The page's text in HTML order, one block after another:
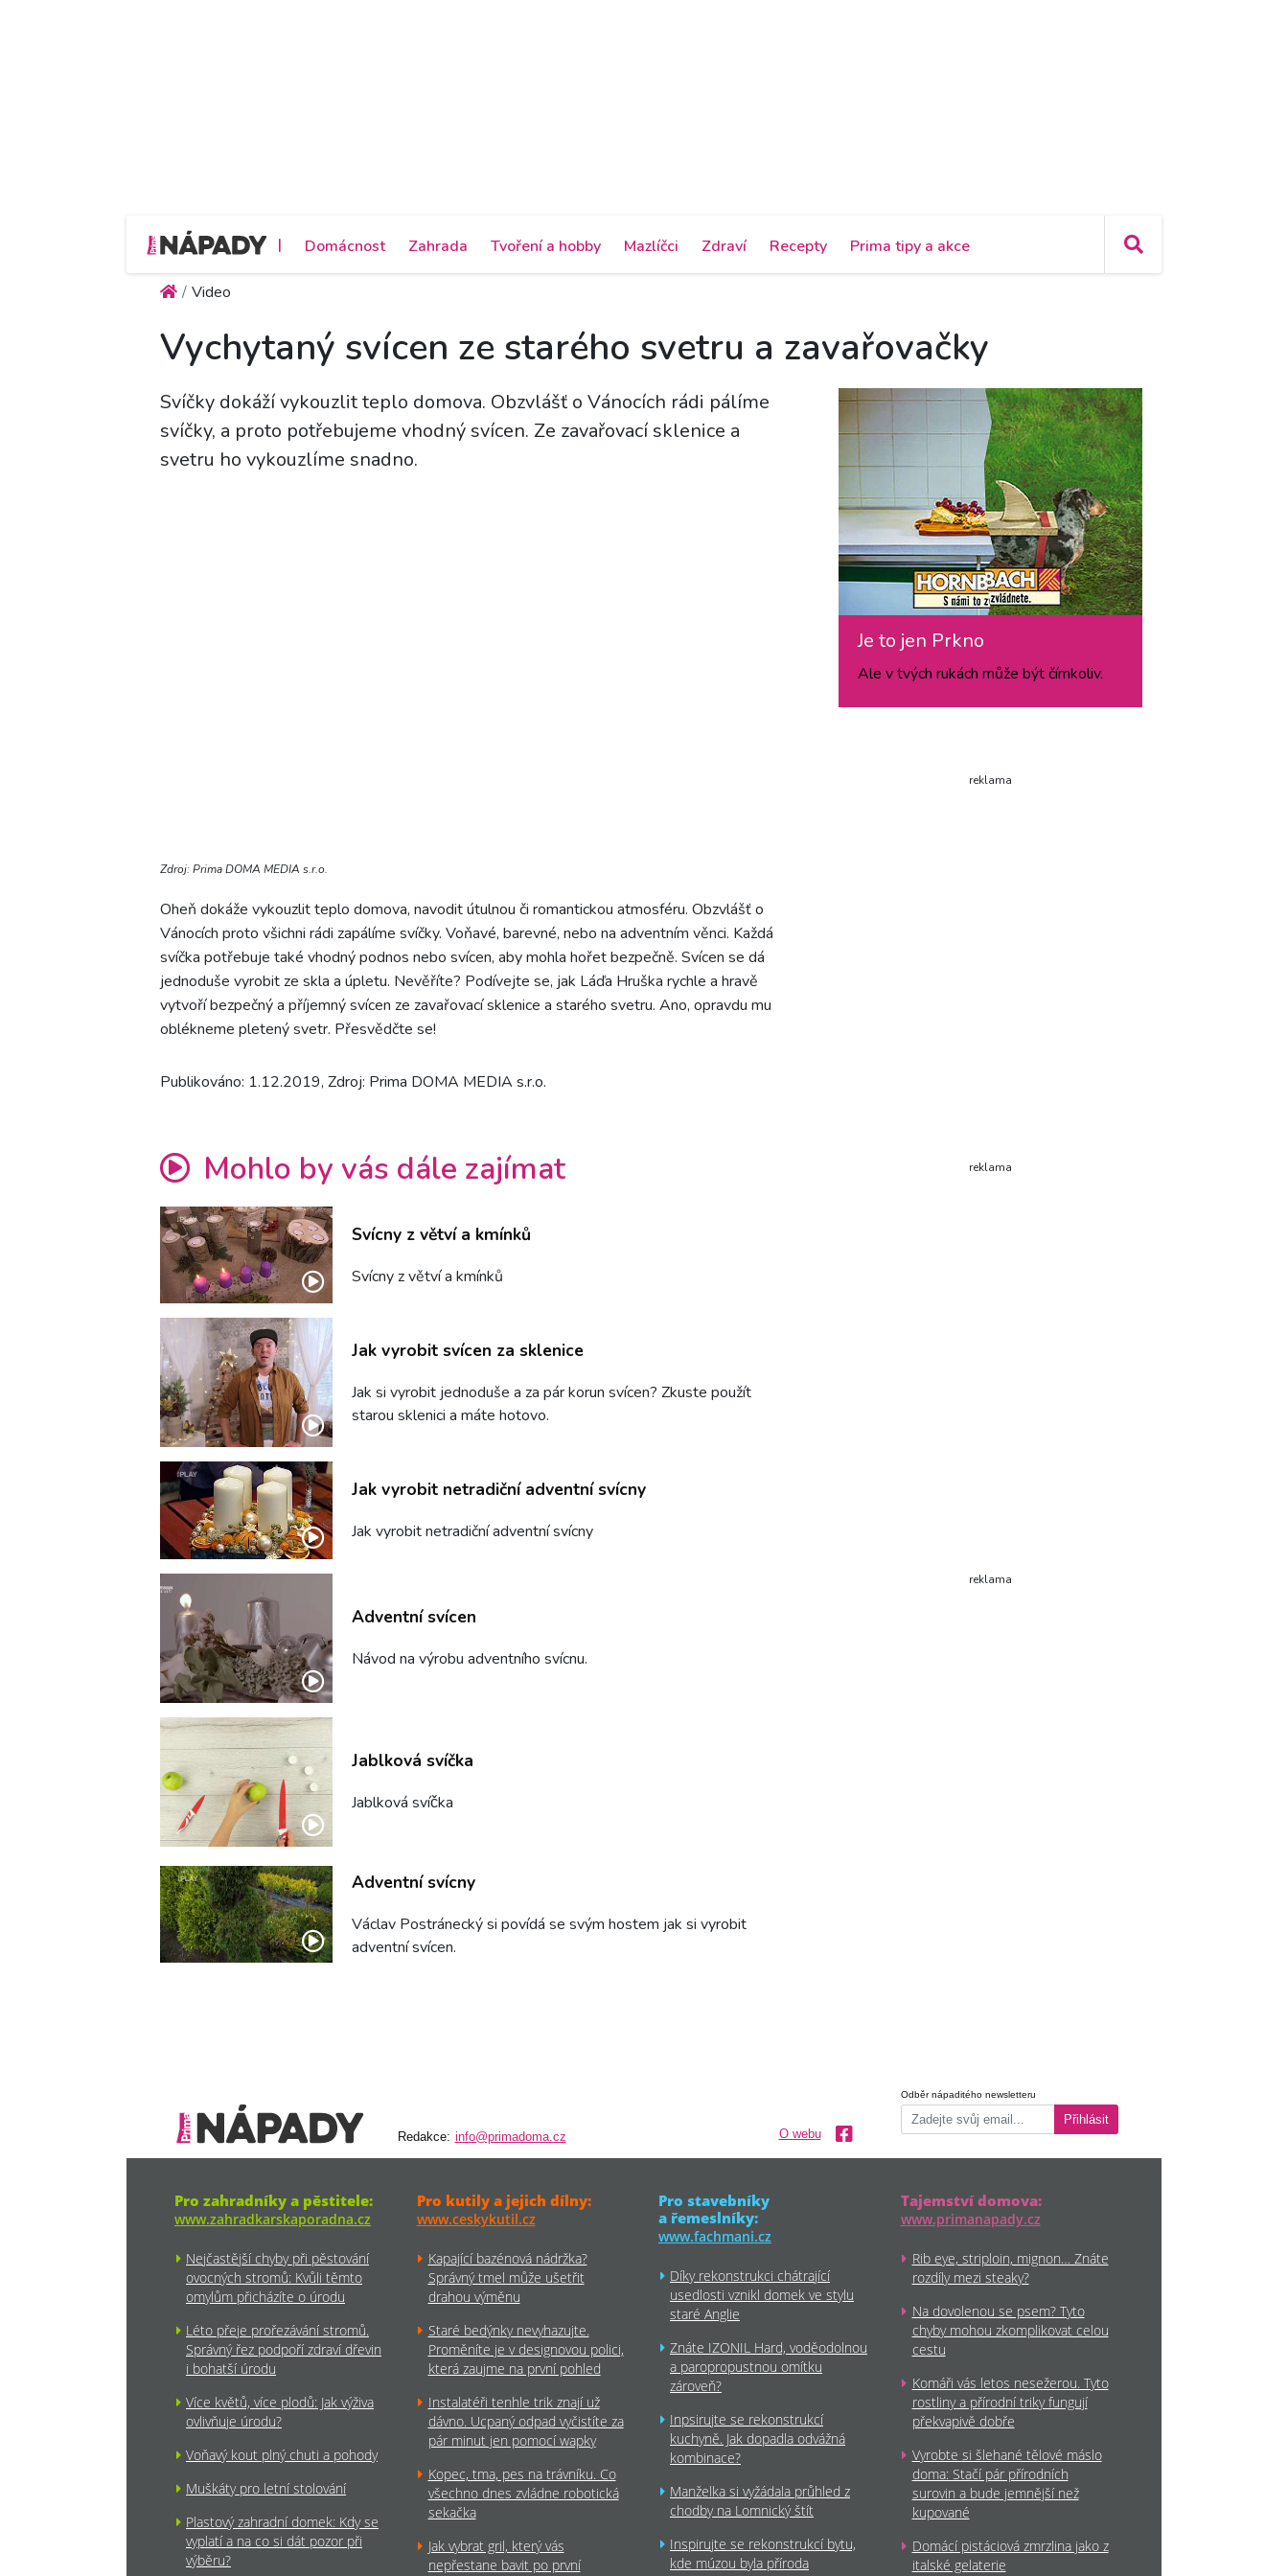
| Domácnost Zahrada Tvoření a hobby Mazlíčci Zdraví Recepty Prima tipy a akce
Video
Vychytaný svícen ze starého svetru a zavařovačky
Svíčky dokáží vykouzlit teplo domova. Obzvlášť o Vánocích rádi pálíme
svíčky, a proto potřebujeme vhodný svícen. Ze zavařovací sklenice a
svetru ho vykouzlíme snadno.
Zdroj: Prima DOMA MEDIA s.r.o.
Oheň dokáže vykouzlit teplo domova, navodit útulnou či romantickou atmosféru. Obzvlášť o
Vánocích proto všichni rádi zapálíme svíčky. Voňavé, barevné, nebo na adventním věnci. Každá
svíčka potřebuje také vhodný podnos nebo svícen, aby mohla hořet bezpečně. Svícen se dá
jednoduše vyrobit ze skla a úpletu. Nevěříte? Podívejte se, jak Láďa Hruška rychle a hravě
vytvoří bezpečný a příjemný svícen ze zavařovací sklenice a starého svetru. Ano, opravdu mu
oblékneme pletený svetr. Přesvědčte se!
Publikováno: 1.12.2019, Zdroj: Prima DOMA MEDIA s.r.o.
Mohlo by vás dále zajímat
Svícny z větví a kmínků
Svícny z větví a kmínků
Jak vyrobit svícen za sklenice
Jak si vyrobit jednoduše a za pár korun svícen? Zkuste použít
starou sklenici a máte hotovo.
Jak vyrobit netradiční adventní svícny
Jak vyrobit netradiční adventní svícny
Adventní svícen
Návod na výrobu adventního svícnu.
Jablková svíčka
Jablková svíčka
Adventní svícny
Václav Postránecký si povídá se svým hostem jak si vyrobit
adventní svícen.
Je to jen Prkno
Ale v tvých rukách může být čímkoliv.
reklama
reklama
reklama
Redakce: info@primadoma.cz O webu
Odběr nápaditého newsletteru
Přihlásit
Pro zahradníky a pěstitele:
www.zahradkarskaporadna.cz
Nejčastější chyby při pěstování
ovocných stromů: Kvůli těmto
omylům přicházíte o úrodu
Léto přeje prořezávání stromů.
Správný řez podpoří zdraví dřevin
i bohatší úrodu
Více květů, více plodů: Jak výživa
ovlivňuje úrodu?
Voňavý kout plný chuti a pohody
Muškáty pro letní stolování
Plastový zahradní domek: Kdy se
vyplatí a na co si dát pozor při
výběru?
Pro kutily a jejich dílny:
www.ceskykutil.cz
Kapající bazénová nádržka?
Správný tmel může ušetřit
drahou výměnu
Staré bedýnky nevyhazujte.
Proměníte je v designovou polici,
která zaujme na první pohled
Instalatéři tenhle trik znají už
dávno. Ucpaný odpad vyčistíte za
pár minut jen pomocí wapky
Kopec, tma, pes na trávníku. Co
všechno dnes zvládne robotická
sekačka
Jak vybrat gril, který vás
nepřestane bavit po první
Pro stavebníky
a řemeslníky:
www.fachmani.cz
Díky rekonstrukci chátrající
usedlosti vznikl domek ve stylu
staré Anglie
Znáte IZONIL Hard, voděodolnou
a paropropustnou omítku
zároveň?
Inpsirujte se rekonstrukcí
kuchyně. Jak dopadla odvážná
kombinace?
Manželka si vyžádala průhled z
chodby na Lomnický štít
Inspirujte se rekonstrukcí bytu,
kde múzou byla příroda
Tajemství domova:
www.primanapady.cz
Rib eye, striploin, mignon… Znáte
rozdíly mezi steaky?
Na dovolenou se psem? Tyto
chyby mohou zkomplikovat celou
cestu
Komáři vás letos nesežerou. Tyto
rostliny a přírodní triky fungují
překvapivě dobře
Vyrobte si šlehané tělové máslo
doma: Stačí pár přírodních
surovin a bude jemnější než
kupované
Domácí pistáciová zmrzlina jako z
italské gelaterie